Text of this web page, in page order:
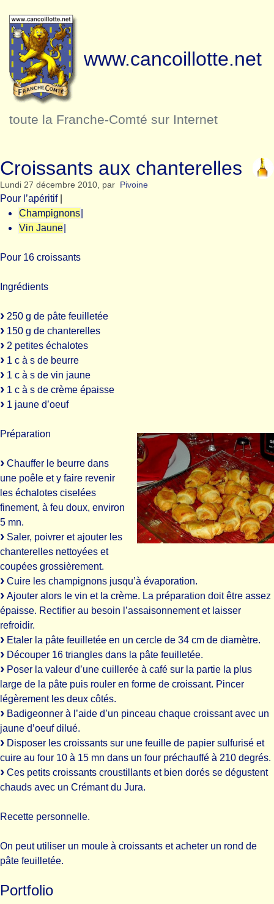
www.cancoillotte.net
toute la Franche-Comté sur Internet
Croissants aux chanterelles
Lundi 27 décembre 2010, par Pivoine
Pour l’apéritif|
Champignons
Vin Jaune
Pour 16 croissants
Ingrédients
250 g de pâte feuilletée
150 g de chanterelles
2 petites échalotes
1 c à s de beurre
1 c à s de vin jaune
1 c à s de crème épaisse
1 jaune d’oeuf
Préparation
Chauffer le beurre dans
une poêle et y faire revenir
les échalotes ciselées
finement, à feu doux, environ
5 mn.
Saler, poivrer et ajouter les
chanterelles nettoyées et
coupées grossièrement.
Cuire les champignons jusqu’à évaporation.
Ajouter alors le vin et la crème. La préparation doit être assez
épaisse. Rectifier au besoin l’assaisonnement et laisser
refroidir.
Etaler la pâte feuilletée en un cercle de 34 cm de diamètre.
Découper 16 triangles dans la pâte feuilletée.
Poser la valeur d’une cuillerée à café sur la partie la plus
large de la pâte puis rouler en forme de croissant. Pincer
légèrement les deux côtés.
Badigeonner à l’aide d’un pinceau chaque croissant avec un
jaune d’oeuf dilué.
Disposer les croissants sur une feuille de papier sulfurisé et
cuire au four 10 à 15 mn dans un four préchauffé à 210 degrés.
Ces petits croissants croustillants et bien dorés se dégustent
chauds avec un Crémant du Jura.
Recette personnelle.
On peut utiliser un moule à croissants et acheter un rond de
pâte feuilletée.
Portfolio